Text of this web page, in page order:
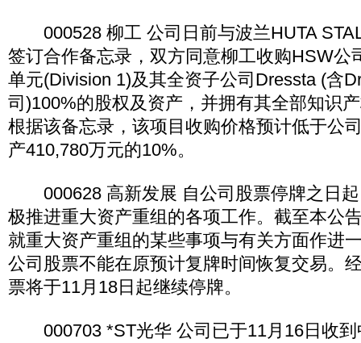
000528 柳工 公司日前与波兰HUTA
签订合作备忘录，双方同意柳工收购HSW公
单元(Division 1)及其全资子公司Dressta (含
司)100%的股权及资产，并拥有其全部知识
根据该备忘录，该项目收购价格预计低于公
产410,780万元的10%。
000628 高新发展 自公司股票停牌之日起
极推进重大资产重组的各项工作。截至本公
就重大资产重组的某些事项与有关方面作进
公司股票不能在原预计复牌时间恢复交易。
票将于11月18日起继续停牌。
000703 *ST光华 公司已于11月16日收到